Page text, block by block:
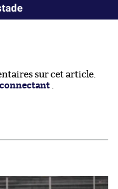
sur cet article.
.